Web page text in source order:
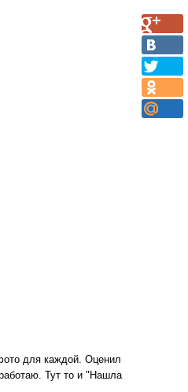
для каждой. Оценил
Тут то и "Нашла